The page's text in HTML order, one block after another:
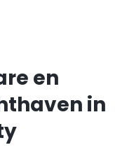
en
in